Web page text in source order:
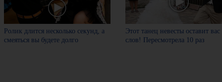
Ролик длится несколько секунд, а
смеяться вы будете долго
Этот танец невесты оставит вас
слов! Пересмотрела 10 раз